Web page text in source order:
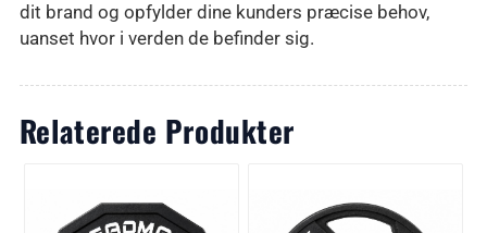
dit brand og opfylder dine kunders præcise behov,
uanset hvor i verden de befinder sig.
Relaterede Produkter